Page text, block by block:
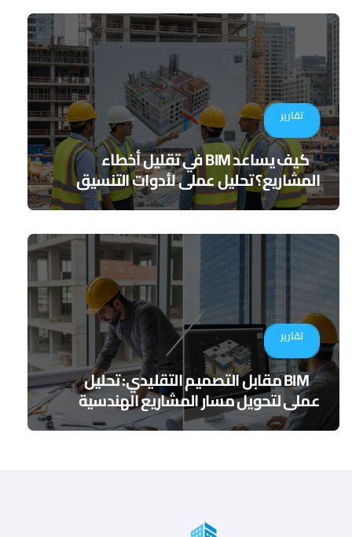
تقارير
كيف يساعد BIM في تقليل أخطاء
المشاريع؟ تحليل عملي لأدوات التنسيق
الرقمي
تقارير
BIM مقابل التصميم التقليدي: تحليل
عملي لتحويل مسار المشاريع الهندسية